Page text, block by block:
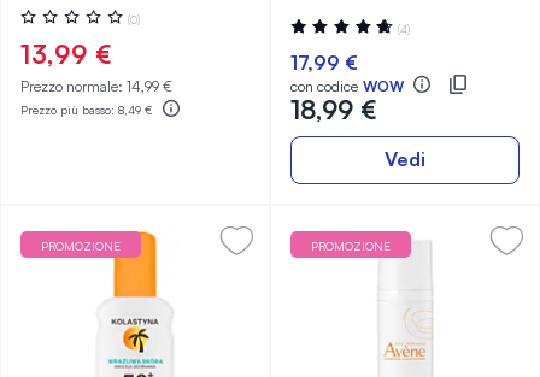
Valutazione:
0%
(0)
13,99 €
Prezzo normale: 14,99 €
Prezzo più basso: 8,49 €
Valutazione:
95%
(4)
17,99 €
con codice WOW
18,99 €
Vedi
PROMOZIONE PROMOZIONE